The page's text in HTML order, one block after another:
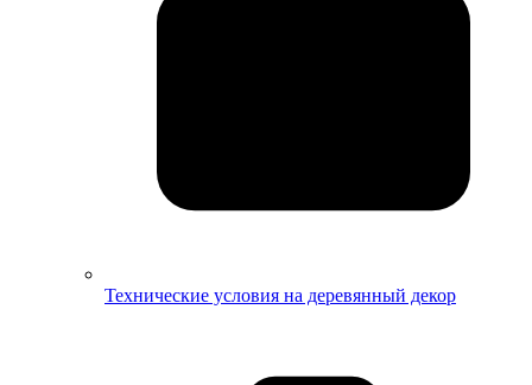
Технические условия на деревянный декор